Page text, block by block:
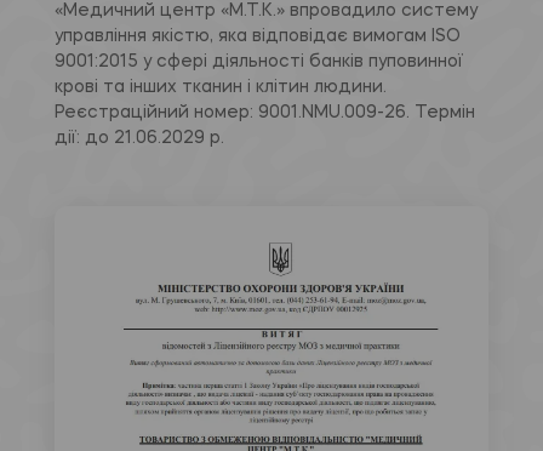
«Медичний центр «М.Т.К.» впровадило систему
управління якістю, яка відповідає вимогам ISO
9001:2015 у сфері діяльності банків пуповинної
крові та інших тканин і клітин людини.
Реєстраційний номер: 9001.NMU.009-26. Термін
дії: до 21.06.2029 р.